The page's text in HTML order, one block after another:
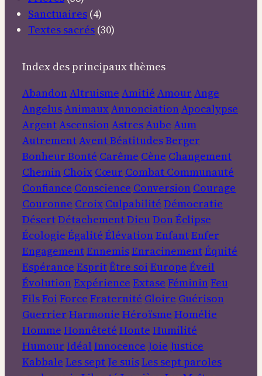
Sanctuaires (4)
Textes sacrés (30)
Index des principaux thèmes
AbandonAltruisme Amitié Amour Ange
AngelusAnimauxAnnonciationApocalypse
ArgentAscensionAstresAube Aum
AutrementAventBéatitudesBerger
Bonheur Bonté Carême Cène Changement
Chemin Choix Cœur Combat Communauté
Confiance Conscience Conversion Courage
Couronne Croix Culpabilité Démocratie
DésertDétachementDieuDonÉclipse
Écologie Égalité ÉlévationEnfantEnfer
EngagementEnnemisEnracinementÉquité
Espérance EspritÊtre soi Europe Éveil
ÉvolutionExpérience Extase FémininFeu
FilsFoi Force Fraternité Gloire Guérison
Guerrier Harmonie Héroïsme Homélie
Homme Honnêteté Honte Humilité
Humour Idéal Innocence Joie Justice
Kabbale Les sept Je suisLes sept paroles